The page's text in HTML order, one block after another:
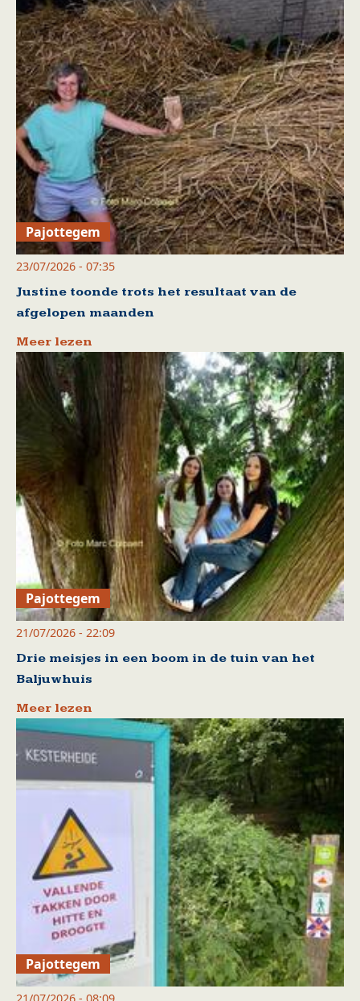
Pajottegem
23/07/2026 - 07:35
Justine toonde trots het resultaat van de
afgelopen maanden
Meer lezen
Pajottegem
21/07/2026 - 22:09
Drie meisjes in een boom in de tuin van het
Baljuwhuis
Meer lezen
Pajottegem